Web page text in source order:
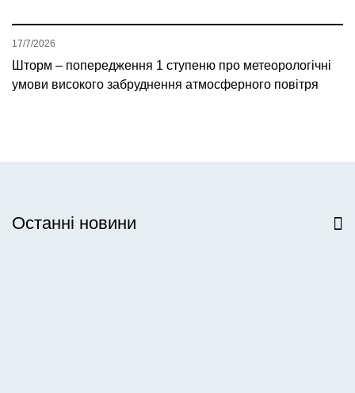
Шторм – попередження 1 ступеню про метеорологічні
умови високого забруднення атмосферного повітря
17/7/2026
Останні новини